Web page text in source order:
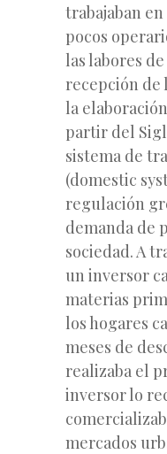
trabajaban
pocos
las labores
recepción de
la
partir del
sistema de
(domestic
regulación
demanda de
sociedad. A
un inversor
materias
los hogares
meses de
realizaba el
inversor lo
mercados